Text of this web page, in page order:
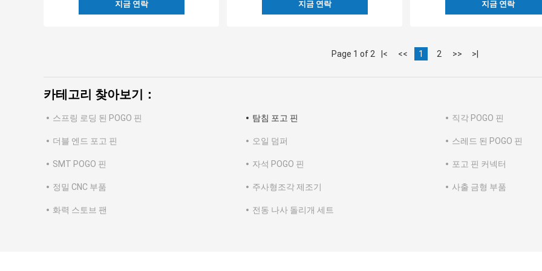
지금 연락 지금 연락 지금 연락
Page 1 of 2 |< << 1 2 >> >|
카테고리 찾아보기：
스프링 로딩 된 POGO 핀 탐침 포고 핀 직각 POGO 핀
더블 엔드 포고 핀 오일 덤퍼 스레드 된 POGO 핀
SMT POGO 핀 자석 POGO 핀 포고 핀 커넥터
정밀 CNC 부품 주사형조각 제조기 사출 금형 부품
화력 스토브 팬 전동 나사 돌리개 세트